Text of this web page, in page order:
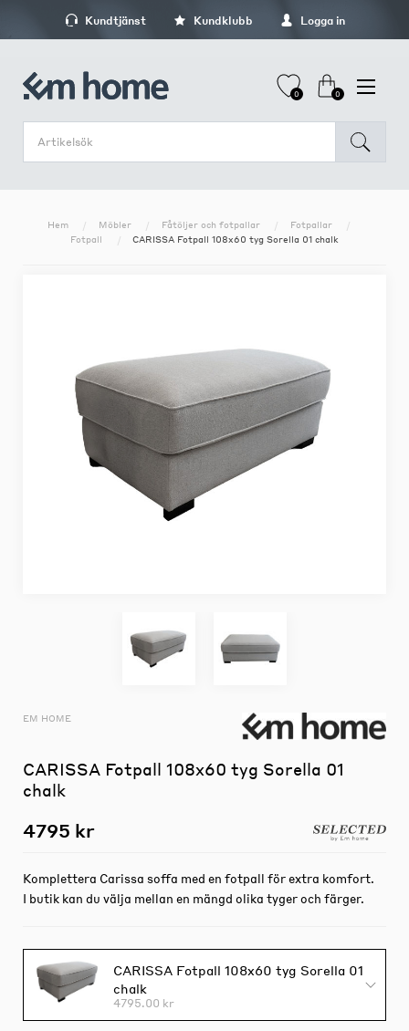
Kundtjänst Kundklubb Logga in
0 0
Hem Möbler Fåtöljer och fotpallar
Fotpallar
Fotpall
CARISSA Fotpall 108x60 tyg Sorella 01 chalk
EM HOME
CARISSA Fotpall 108x60 tyg Sorella 01
chalk
4795 kr
Komplettera Carissa soffa med en fotpall för extra komfort.
I butik kan du välja mellan en mängd olika tyger och färger.
CARISSA Fotpall 108x60 tyg Sorella 01
chalk
4795.00 kr